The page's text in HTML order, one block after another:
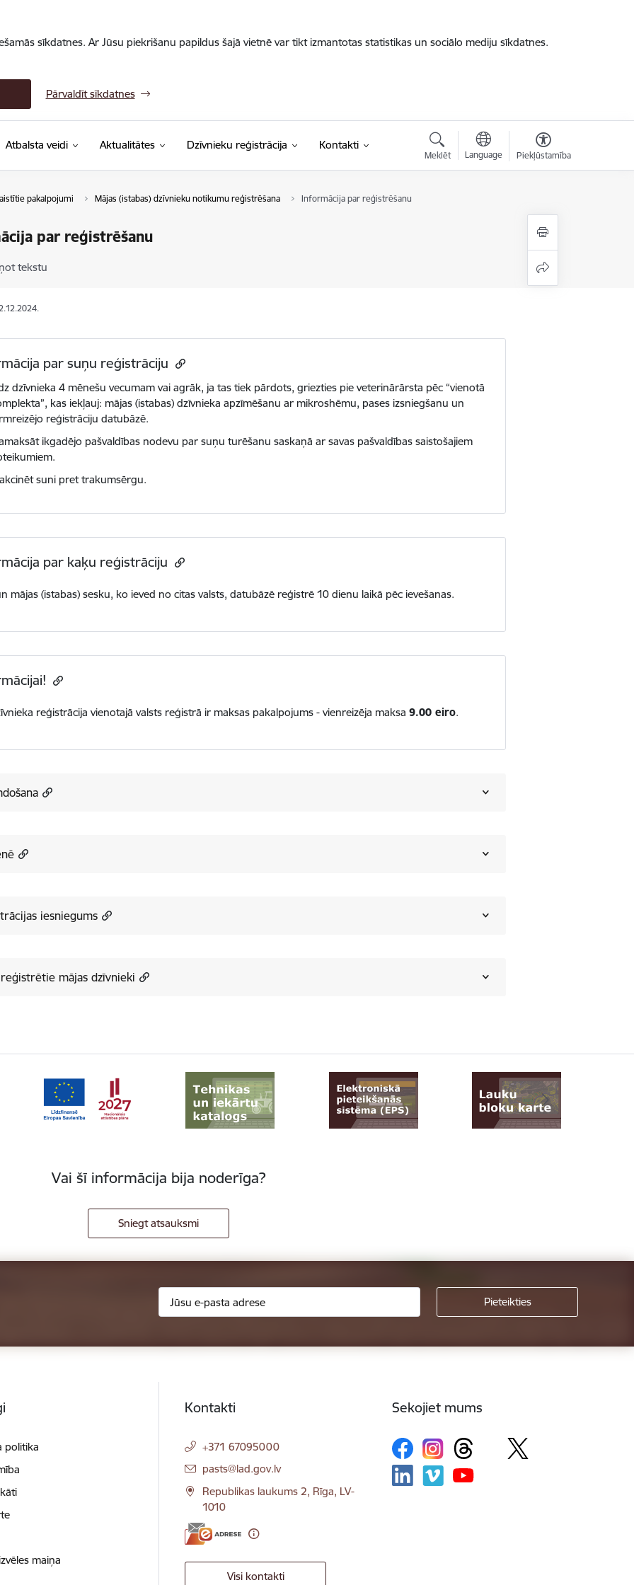
sīkdatnes. Ar Jūsu piekrišanu papildus šajā vietnē var tikt izmantotas statistikas un sociālo mediju sīkdatnes.
Pārvaldīt sīkdatnes
Atbalsta veidi Aktualitātes Dzīvnieku reģistrācija Kontakti
Meklēt Language Piekļūstamība
pakalpojumi Mājas (istabas) dzīvnieku notikumu reģistrēšana Informācija par reģistrēšanu
par reģistrēšanu
tekstu
par suņu reģistrāciju
dzīvnieka 4 mēnešu vecumam vai agrāk, ja tas tiek pārdots, griezties pie veterinārārsta pēc “vienotā
kas iekļauj: mājas (istabas) dzīvnieka apzīmēšanu ar mikroshēmu, pases izsniegšanu un
reģistrāciju datubāzē.
ikgadējo pašvaldības nodevu par suņu turēšanu saskaņā ar savas pašvaldības saistošajiem
suni pret trakumsērgu.
par kaķu reģistrāciju
mājas (istabas) sesku, ko ieved no citas valsts, datubāzē reģistrē 10 dienu laikā pēc ievešanas.
reģistrācija vienotajā valsts reģistrā ir maksas pakalpojums - vienreizēja maksa9.00 eiro.
iesniegums
mājas dzīvnieki
Vai šī informācija bija noderīga?
Sniegt atsauksmi
politika
maiņa
Kontakti
+371 67095000
E-pasts:
pasts@lad.gov.lv
Republikas laukums 2, Rīga, LV-
1010
Visi kontakti
Sekojiet mums